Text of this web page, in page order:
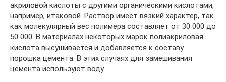
акриловой кислоты с другими органическими кислотами,
например, итаковой. Раствор имеет вязкий характер, так
как молекулярный вес полимера составляет от 30 000 до
50 000. В материалах некоторых марок полиакриловая
кислота высушивается и добавляется к составу
порошка цемента. В этих случаях для замешивания
цемента используют воду.